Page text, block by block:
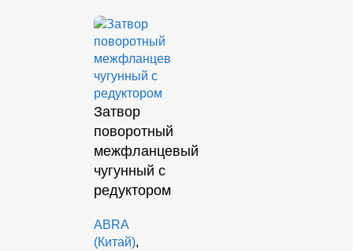
Затвор
поворотный
межфланцевый
чугунный с
редуктором
ABRA
(Китай),